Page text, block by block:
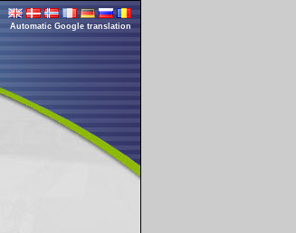
Automatic Google translation